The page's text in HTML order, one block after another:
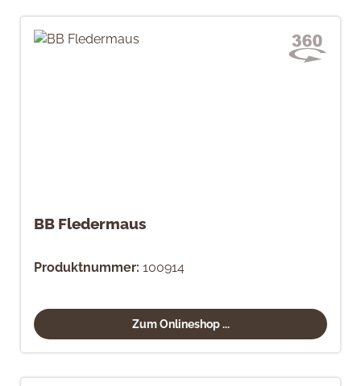
BB Fledermaus
Produktnummer: 100914
Zum Onlineshop ...